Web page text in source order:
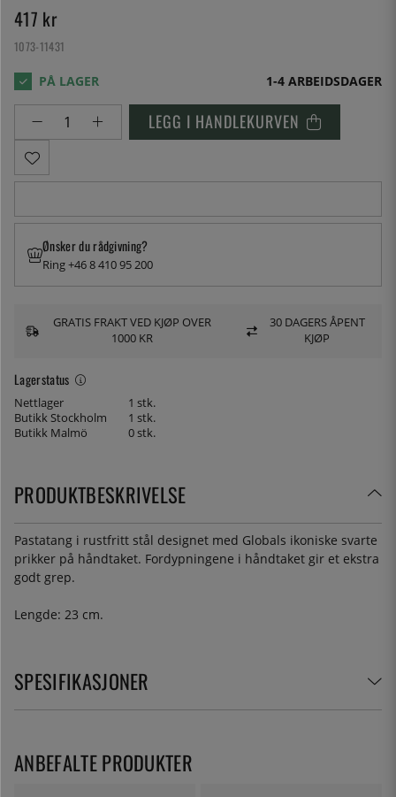
417 kr
1073-11431
1-4 ARBEIDSDAGER
LEGG I HANDLEKURVEN
Lagerstatus
Nettlager
1 stk.
Butikk Stockholm
1 stk.
Butikk Malmö
0 stk.
Ønsker du rådgivning?
Ring +46 8 410 95 200
GRATIS FRAKT VED KJØP OVER
1000 KR
30 DAGERS ÅPENT
KJØP
PRODUKTBESKRIVELSE
Pastatang i rustfritt stål designet med Globals ikoniske svarte
prikker på håndtaket. Fordypningene i håndtaket gir et ekstra
godt grep.
Lengde: 23 cm.
SPESIFIKASJONER
ANBEFALTE PRODUKTER